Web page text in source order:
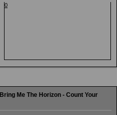
0
Bring Me The Horizon - Count Your